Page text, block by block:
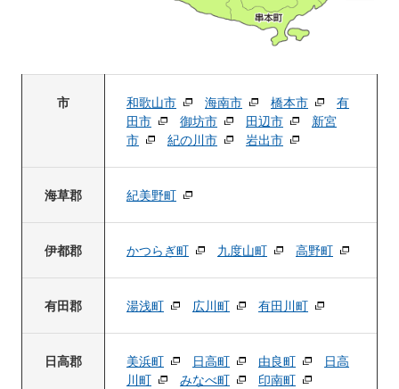
市 和歌山市 海南市 橋本市
有
田市
御坊市 田辺市
新宮
市
紀の川市 岩出市
海草郡 紀美野町
伊都郡 かつらぎ町 九度山町 高野町
有田郡 湯浅町 広川町 有田川町
日高郡 美浜町 日高町 由良町
日高
川町
みなべ町 印南町